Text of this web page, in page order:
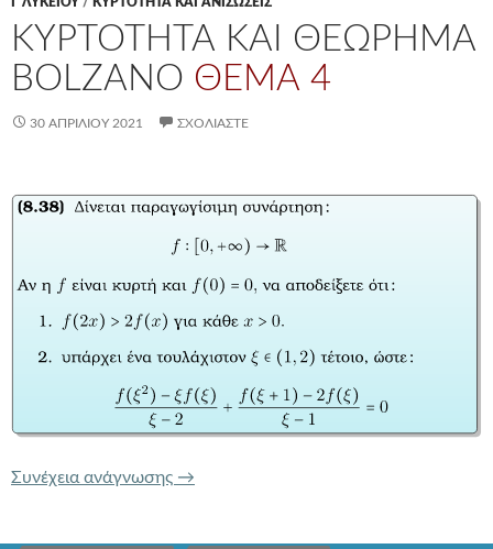
ΚΥΡΤΟΤΗΤΑ ΚΑΙ ΘΕΩΡΗΜΑ
BOLZANO ΘΕΜΑ 4
30 ΑΠΡΙΛΊΟΥ 2021 ΣΧΟΛΙΆΣΤΕ
Συνέχεια ανάγνωσης ΚΥΡΤΟΤΗΤΑ ΚΑΙ ΘΕΩΡΗΜΑ
→